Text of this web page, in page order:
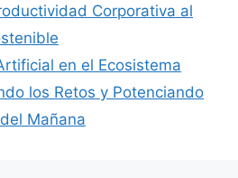
Corporativa al
en el Ecosistema
los Retos y Potenciando
Mañana